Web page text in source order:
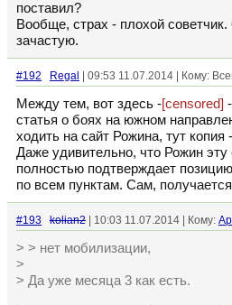
поставил?
Вообще, страх - плохой
зачастую.
#192 Regal | 09:53 11.07.2014 | Кому:
Между тем, вот здесь -[censored]
статья о боях на южном
ходить на сайт Рожина, тут копия -
Даже удивительно, что Рожин
полностью подтверждает
по всем пунктам. Сам,
#193 kolian2 | 10:03 11.07.2014 | Кому:
> > нет мобилизации,
>
> Да уже месяца 3 как есть.